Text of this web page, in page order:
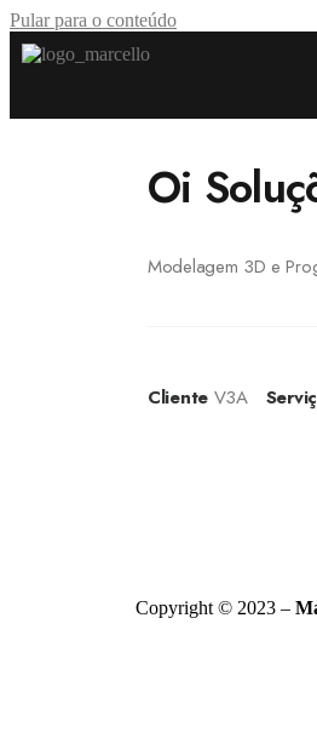
Pular para o conteúdo
Oi
Modelagem 3D e
Cliente V3A
Copyright © 2023 –